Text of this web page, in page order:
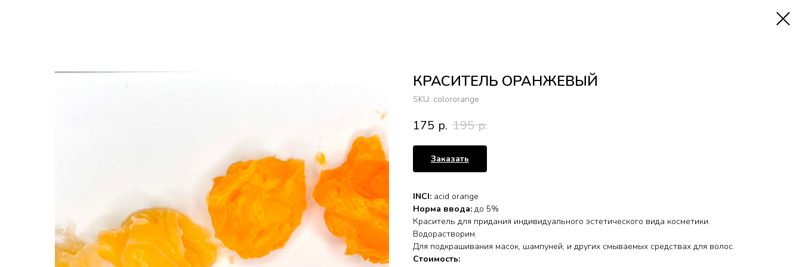
КРАСИТЕЛЬ ОРАНЖЕВЫЙ
SKU: colororange
175 р. 195 р.
Заказать
INCI: acid orange
Норма ввода: до 5%
Краситель для придания индивидуального эстетического вида косметики.
Водорастворим.
Для подкрашивания масок, шампуней, и других смываемых средствах для волос.
Стоимость: